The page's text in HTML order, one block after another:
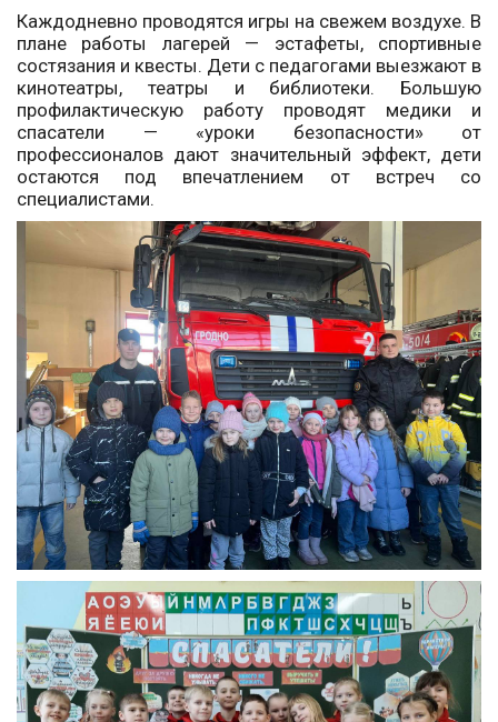
Каждодневно проводятся игры на свежем воздухе. В
плане работы лагерей — эстафеты, спортивные
состязания и квесты. Дети с педагогами выезжают в
кинотеатры, театры и библиотеки. Большую
профилактическую работу проводят медики и
спасатели — «уроки безопасности» от
профессионалов дают значительный эффект, дети
остаются под впечатлением от встреч со
специалистами.